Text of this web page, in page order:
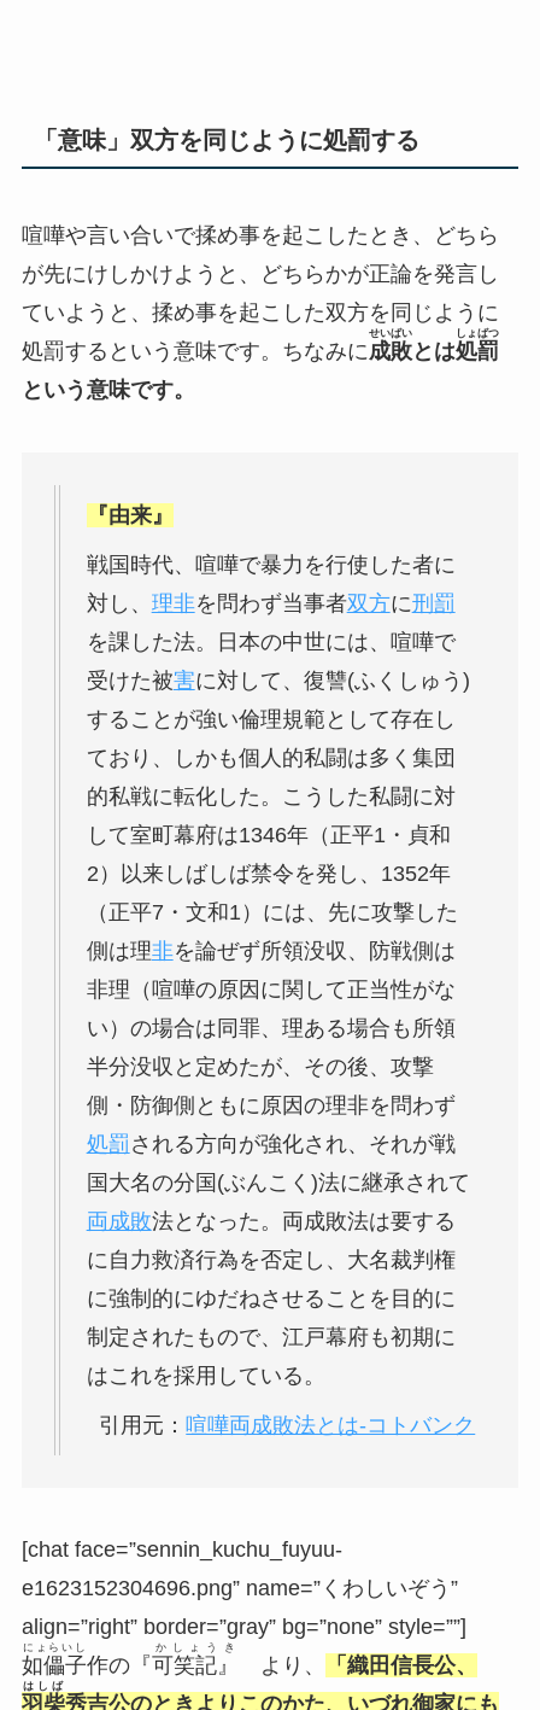
「意味」 双方を同じように処罰する
喧嘩や言い合いで揉め事を起こしたとき、どちら
が先にけしかけようと、どちらかが正論を発言し
ていようと、揉め事を起こした双方を同じように
処罰するという意味です。ちなみに成敗
せいばい
とは処罰
しょばつ
という意味です。
『由来』
戦国時代、喧嘩で暴力を行使した者に
対し、 理非を問わず当事者双方に刑 罰
を課した法。日本の中世には、喧嘩で
受けた被害に対して、復讐(ふくしゅう)
することが強い倫理規範として存在し
ており、しかも個人的私闘は多く集団
的私戦に転化した。こうした私闘に対
して室町幕府は1346年（正平1・貞和
2）以来しばしば禁令を発し、1352年
（正平7・文和1）には、先に攻撃した
側は理非を論ぜず所領没収、防戦側は
非理（喧嘩の原因に関して正当性がな
い）の場合は同罪、理ある場合も所領
半分没収と定めたが、その後、攻撃
側・防御側ともに原因の理非を問わず
処罰 される方向が強化され、それが戦
国大名の分国(ぶんこく)法に継承されて
両成敗法となった。両成敗法は要する
に自力救済行為を否定し、大名裁判権
に強制的にゆだねさせることを目的に
制定されたもので、江戸幕府も初期に
はこれを採用している。
引用元：喧嘩両成敗法とは-コトバンク
[chat face=”sennin_kuchu_fuyuu-
e1623152304696.png” name=”くわしいぞう”
align=”right” border=”gray” bg=”none” style=””]
如儡子
にょらいし
作の『可笑記』
かしょうき
より、
「織田信長公、
羽柴
はしば
秀吉公のときよりこのかた、いづれ御家にも